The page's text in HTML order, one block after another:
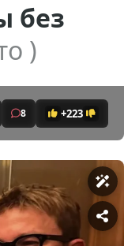
без
)
8 +223